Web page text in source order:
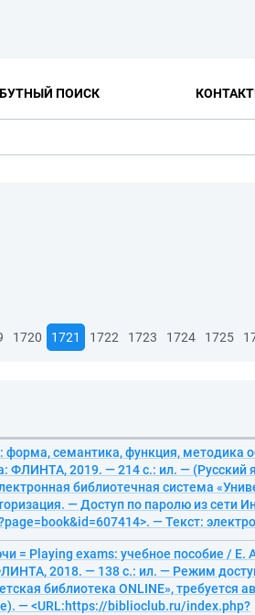
ПОИСК
1720 1721 1722 1723 1724 1725
семантика, функция, методика
ФЛИНТА, 2019. — 214 с.: ил. — (Русский
библиотечная система
— Доступ по паролю из сети
— Текст:
= Playing exams: учебное пособие / Е.
2018. — 138 с.: ил. — Режим
библиотека ONLINE», требуется
— <URL:https://biblioclub.ru/index.php?